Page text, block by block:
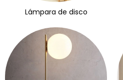
Lámpara de disco